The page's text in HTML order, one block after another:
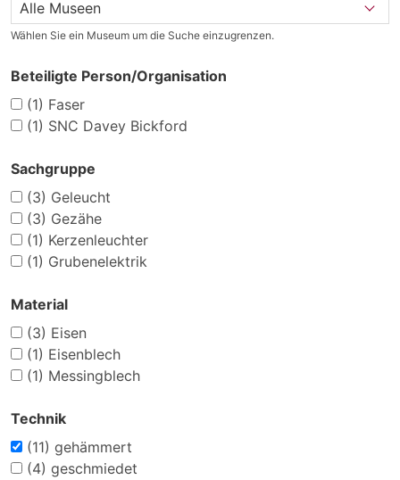
Wählen Sie ein Museum um die Suche einzugrenzen.
Beteiligte Person/Organisation
(1) Faser
(1) SNC Davey Bickford
Sachgruppe
(3) Geleucht
(3) Gezähe
(1) Kerzenleuchter
(1) Grubenelektrik
Material
(3) Eisen
(1) Eisenblech
(1) Messingblech
Technik
(11) gehämmert
(4) geschmiedet